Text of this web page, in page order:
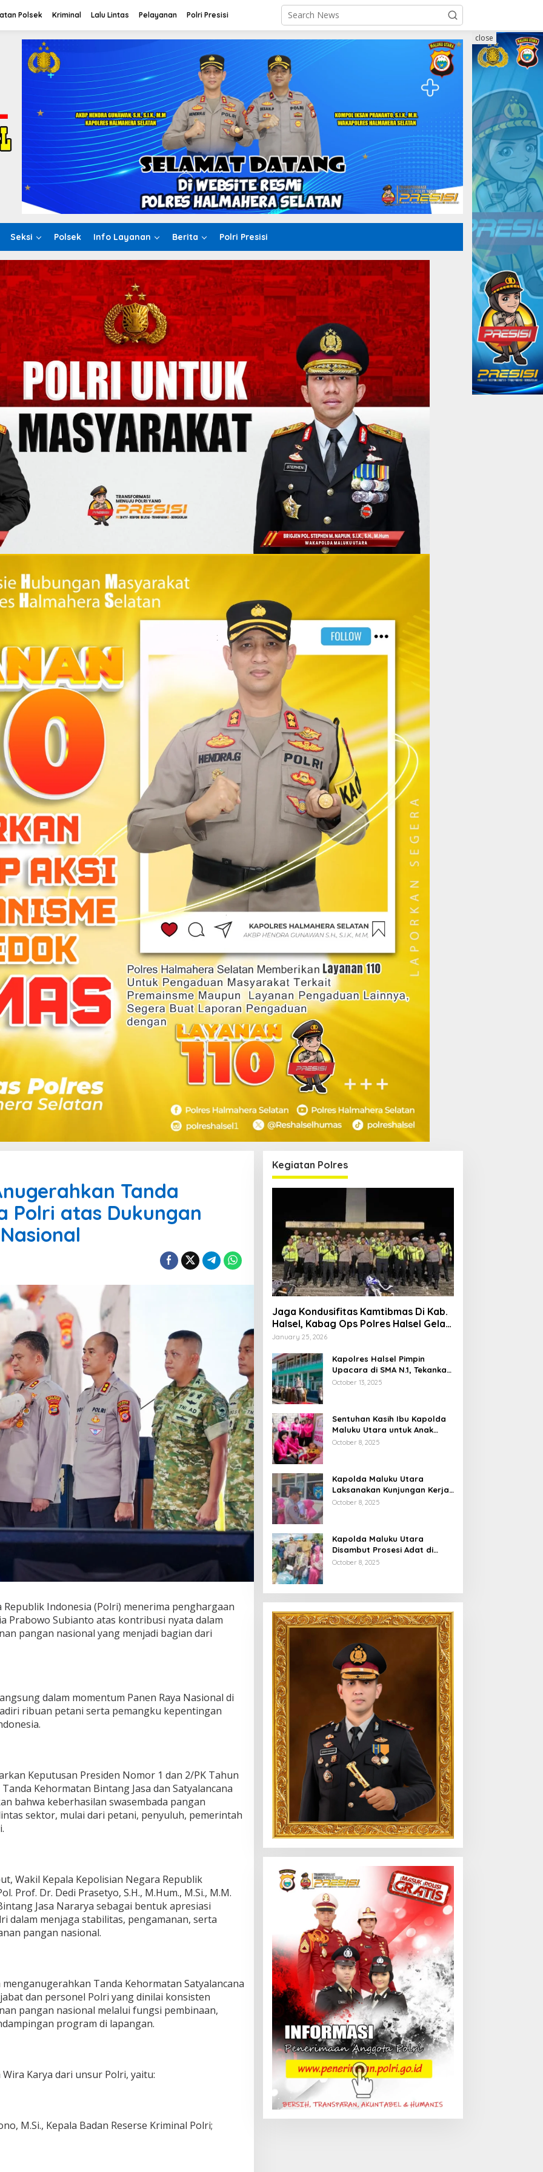
Polsek Kriminal Lalu Lintas Pelayanan Polri Presisi
Seksi Polsek Info Layanan Berita Polri Presisi
close
Tanda
Polri atas Dukungan
Indonesia (Polri) menerima penghargaan
Prabowo Subianto atas kontribusi nyata dalam
pangan nasional yang menjadi bagian dari
dalam momentum Panen Raya Nasional di
ribuan petani serta pemangku kepentingan
Keputusan Presiden Nomor 1 dan 2/PK Tahun
Kehormatan Bintang Jasa dan Satyalancana
bahwa keberhasilan swasembada pangan
sektor, mulai dari petani, penyuluh, pemerintah
Wakil Kepala Kepolisian Negara Republik
Prof. Dr. Dedi Prasetyo, S.H., M.Hum., M.Si., M.M.
Jasa Nararya sebagai bentuk apresiasi
dalam menjaga stabilitas, pengamanan, serta
pangan nasional.
Tanda Kehormatan Satyalancana
dan personel Polri yang dinilai konsisten
pangan nasional melalui fungsi pembinaan,
program di lapangan.
Karya dari unsur Polri, yaitu:
M.Si., Kepala Badan Reserse Kriminal Polri;
Kegiatan Polres
Jaga Kondusifitas Kamtibmas Di Kab.
Halsel, Kabag Ops Polres Halsel Gelar
Patroli Cipta Kondisi
January 25, 2026
Kapolres Halsel Pimpin
Upacara di SMA N.1, Tekankan
Disiplin Dan Keselamatan
October 13, 2025
Sentuhan Kasih Ibu Kapolda
Maluku Utara untuk Anak
Penyandang Hidrosefalus di
October 8, 2025
Kapolda Maluku Utara
Laksanakan Kunjungan Kerja
Di Polres Halsel
October 8, 2025
Kapolda Maluku Utara
Disambut Prosesi Adat di
Bumi Saruma
October 8, 2025